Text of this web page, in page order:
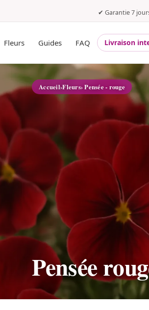
✔ Garantie 7
Fleurs Guides FAQ Livraison
Accueil›Fleurs› Pensée - rouge
Pensée